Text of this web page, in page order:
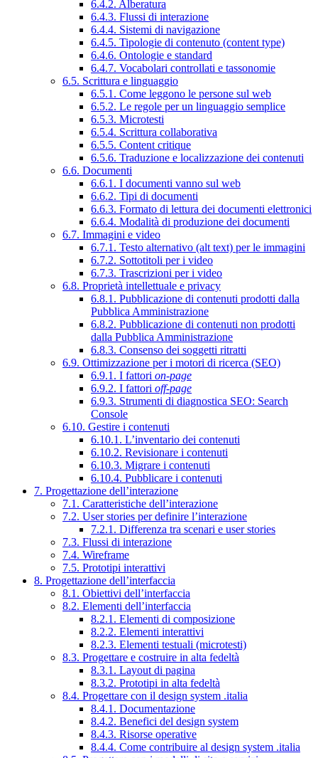
6.4.2. Alberatura
6.4.3. Flussi di interazione
6.4.4. Sistemi di navigazione
6.4.5. Tipologie di contenuto (content type)
6.4.6. Ontologie e standard
6.4.7. Vocabolari controllati e tassonomie
6.5. Scrittura e linguaggio
6.5.1. Come leggono le persone sul web
6.5.2. Le regole per un linguaggio semplice
6.5.3. Microtesti
6.5.4. Scrittura collaborativa
6.5.5. Content critique
6.5.6. Traduzione e localizzazione dei contenuti
6.6. Documenti
6.6.1. I documenti vanno sul web
6.6.2. Tipi di documenti
6.6.3. Formato di lettura dei documenti elettronici
6.6.4. Modalità di produzione dei documenti
6.7. Immagini e video
6.7.1. Testo alternativo (alt text) per le immagini
6.7.2. Sottotitoli per i video
6.7.3. Trascrizioni per i video
6.8. Proprietà intellettuale e privacy
6.8.1. Pubblicazione di contenuti prodotti dalla
Pubblica Amministrazione
6.8.2. Pubblicazione di contenuti non prodotti
dalla Pubblica Amministrazione
6.8.3. Consenso dei soggetti ritratti
6.9. Ottimizzazione per i motori di ricerca (SEO)
6.9.1. I fattori on-page
6.9.2. I fattori off-page
6.9.3. Strumenti di diagnostica SEO: Search
Console
6.10. Gestire i contenuti
6.10.1. L’inventario dei contenuti
6.10.2. Revisionare i contenuti
6.10.3. Migrare i contenuti
6.10.4. Pubblicare i contenuti
7. Progettazione dell’interazione
7.1. Caratteristiche dell’interazione
7.2. User stories per definire l’interazione
7.2.1. Differenza tra scenari e user stories
7.3. Flussi di interazione
7.4. Wireframe
7.5. Prototipi interattivi
8. Progettazione dell’interfaccia
8.1. Obiettivi dell’interfaccia
8.2. Elementi dell’interfaccia
8.2.1. Elementi di composizione
8.2.2. Elementi interattivi
8.2.3. Elementi testuali (microtesti)
8.3. Progettare e costruire in alta fedeltà
8.3.1. Layout di pagina
8.3.2. Prototipi in alta fedeltà
8.4. Progettare con il design system .italia
8.4.1. Documentazione
8.4.2. Benefici del design system
8.4.3. Risorse operative
8.4.4. Come contribuire al design system .italia